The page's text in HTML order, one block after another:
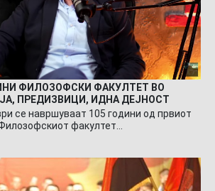
ФИЛОЗОФСКИ ФАКУЛТЕТ ВО
ПРЕДИЗВИЦИ, ИДНА ДЕЈНОСТ
се навршуваат 105 години од првиот
факултет…